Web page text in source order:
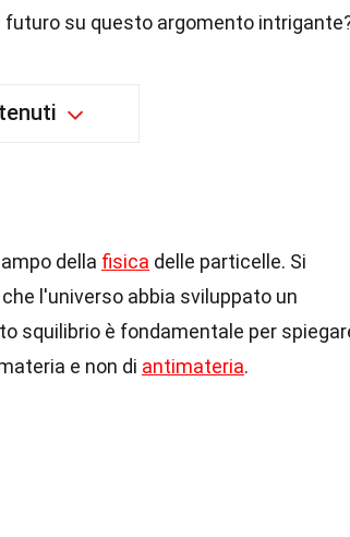
futuro su questo argomento
della fisica delle particelle. Si
l'universo abbia sviluppato un
squilibrio è fondamentale per
e non di antimateria.